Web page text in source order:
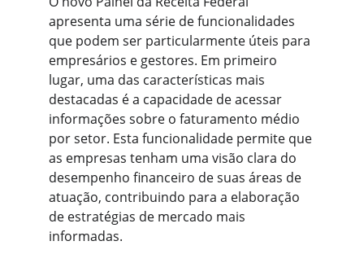
apresenta uma série de funcionalidades
que podem ser particularmente úteis para
empresários e gestores. Em primeiro
lugar, uma das características mais
destacadas é a capacidade de acessar
informações sobre o faturamento médio
por setor. Esta funcionalidade permite que
as empresas tenham uma visão clara do
desempenho financeiro de suas áreas de
atuação, contribuindo para a elaboração
de estratégias de mercado mais
informadas.